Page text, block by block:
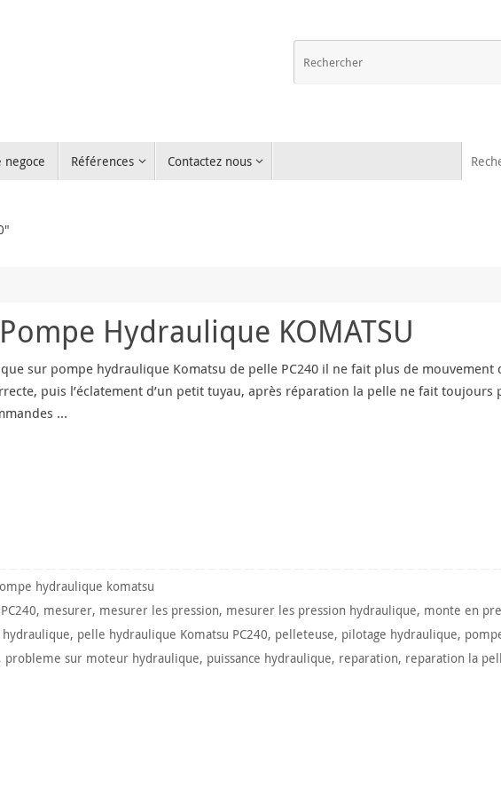
negoce Références Contactez nous
Hydraulique KOMATSU
sur pompe hydraulique Komatsu de pelle PC240 il ne fait plus de mouvement
puis l’éclatement d’un petit tuyau, après réparation la pelle ne fait toujours
…
hydraulique komatsu
, mesurer, mesurer les pression, mesurer les pression hydraulique, monte en
, pelle hydraulique Komatsu PC240, pelleteuse, pilotage hydraulique,
, probleme sur moteur hydraulique, puissance hydraulique, reparation, reparation la